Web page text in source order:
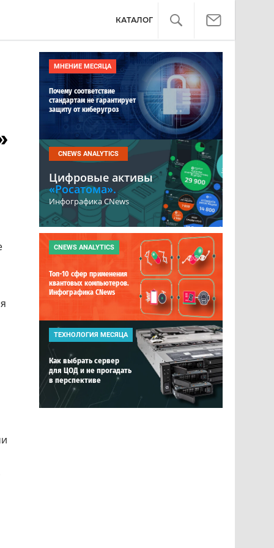
КАТАЛОГ
МНЕНИЕ МЕСЯЦА
Почему соответствие
стандартам не гарантирует
защиту от киберугроз
CNEWS ANALYTICS
Цифровые активы
«Росатома».
Инфографика CNews
CNEWS ANALYTICS
Топ-10 сфер применения
квантовых компьютеров.
Инфографика CNews
ТЕХНОЛОГИЯ МЕСЯЦА
Как выбрать сервер
для ЦОД и не прогадать
в перспективе